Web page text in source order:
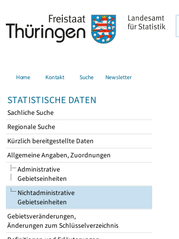
Home Kontakt Suche Newsletter
STATISTISCHE DATEN
Sachliche Suche
Regionale Suche
Kürzlich bereitgestellte Daten
Allgemeine Angaben, Zuordnungen
Administrative
Gebietseinheiten
Nichtadministrative
Gebietseinheiten
Gebietsveränderungen,
Änderungen zum Schlüsselverzeichnis